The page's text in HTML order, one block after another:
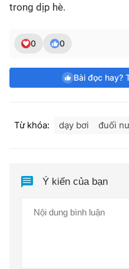
trong dịp hè.
0 0
Bài đọc hay?
Từ khóa: dạy bơi đuối
Ý kiến của bạn